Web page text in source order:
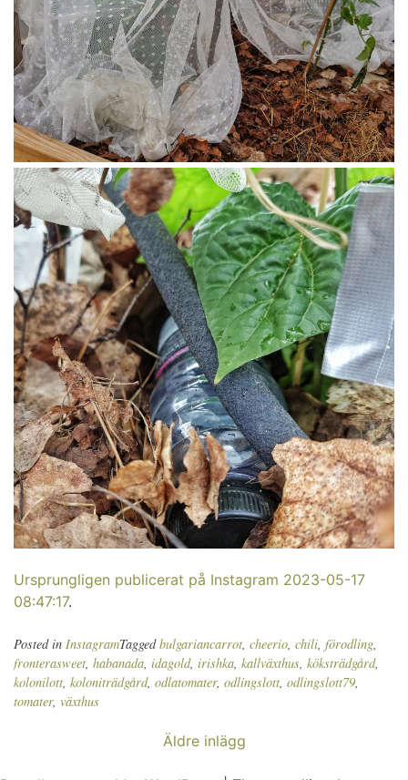
Ursprungligen publicerat på Instagram 2023-05-17
08:47:17.
Posted in InstagramTaggedbulgariancarrot, cheerio, chili, förodling,
fronterasweet, habanada, idagold, irishka, kallväxthus, köksträdgård,
kolonilott, koloniträdgård, odlatomater, odlingslott, odlingslott79,
tomater, växthus
InläggsnavigeringÄldre inlägg